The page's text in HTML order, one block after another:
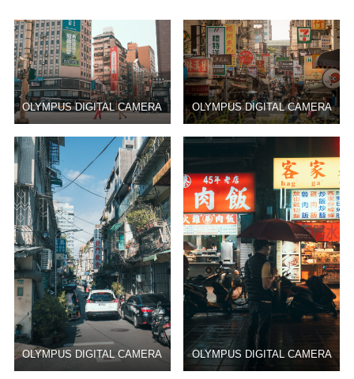
OLYMPUS DIGITAL CAMERA OLYMPUS DIGITAL CAMERA
OLYMPUS DIGITAL CAMERA OLYMPUS DIGITAL CAMERA